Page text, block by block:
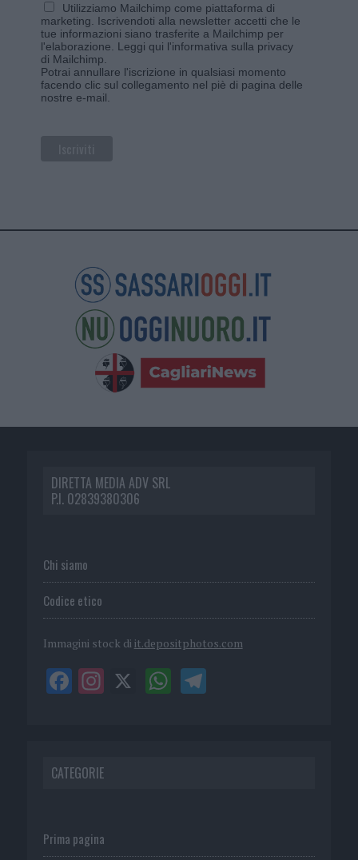
Utilizziamo Mailchimp come piattaforma di
marketing. Iscrivendoti alla newsletter accetti che le
tue informazioni siano trasferite a Mailchimp per
l'elaborazione. Leggi qui l'informativa sulla privacy
di Mailchimp
Potrai annullare l'iscrizione in qualsiasi momento
facendo clic sul collegamento nel piè di pagina delle
nostre e-mail.
DIRETTA MEDIA ADV SRL
P.I. 02839380306
Chi siamo
Codice etico
Immagini stock di it.depositphotos.com
CATEGORIE
Prima pagina